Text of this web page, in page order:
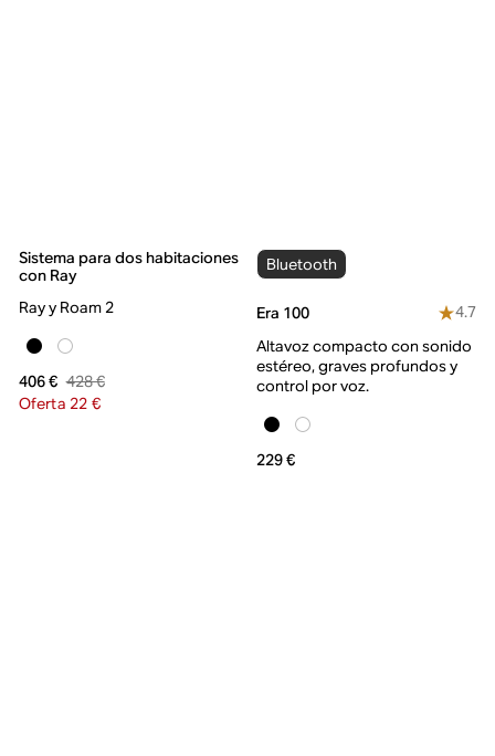
Sistema para dos habitaciones
con Ray
Ray y Roam 2
406 € 428 €
Oferta 22 €
Bluetooth
Era 100
4.7
Altavoz compacto con sonido
estéreo, graves profundos y
control por voz.
229 €